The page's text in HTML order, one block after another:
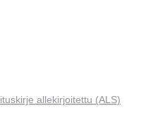
allekirjoitettu (ALS)